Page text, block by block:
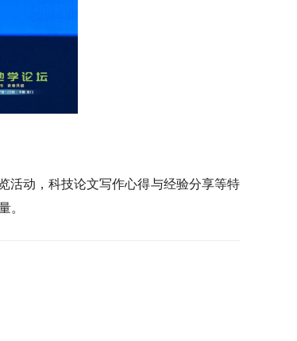
活动，科技论文写作心得与经验分享等特
。